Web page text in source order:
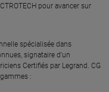
pour avancer sur
spécialisée dans
​signataire d'un
Certifiés par Legrand​. CG
: